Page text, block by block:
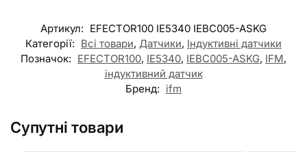
Артикул: EFECTOR100 IE5340 IEBC005-ASKG
Категорії: Всі товари, Датчики, Індуктивні датчики
Позначок: EFECTOR100, IE5340, IEBC005-ASKG, IFM,
індуктивний датчик
Бренд: ifm
Супутні товари